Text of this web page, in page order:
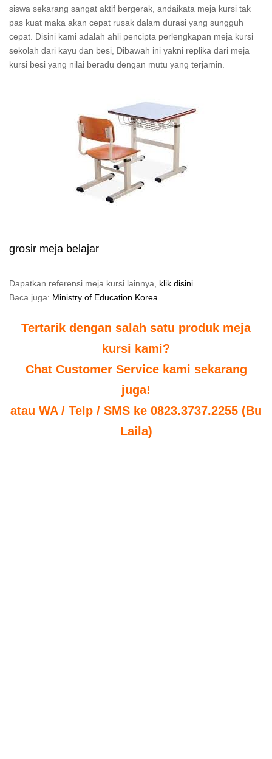
siswa sekarang sangat aktif bergerak, andaikata meja kursi tak
pas kuat maka akan cepat rusak dalam durasi yang sungguh
cepat. Disini kami adalah ahli pencipta perlengkapan meja kursi
sekolah dari kayu dan besi, Dibawah ini yakni replika dari meja
kursi besi yang nilai beradu dengan mutu yang terjamin.
grosir meja belajar
Dapatkan referensi meja kursi lainnya, klik disini
Baca juga: Ministry of Education Korea
Tertarik dengan salah satu produk meja
kursi kami?
Chat Customer Service kami sekarang
juga!
atau WA / Telp / SMS ke 0823.3737.2255 (Bu
Laila)